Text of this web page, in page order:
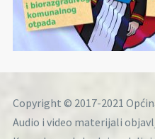
Copyright © 2017-2021
Audio i video materijali